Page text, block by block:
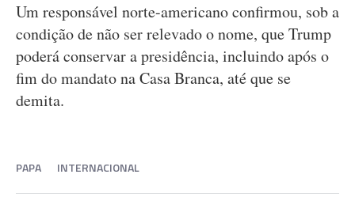
Um responsável norte-americano confirmou, sob a
condição de não ser relevado o nome, que Trump
poderá conservar a presidência, incluindo após o
fim do mandato na Casa Branca, até que se
demita.
PAPA INTERNACIONAL